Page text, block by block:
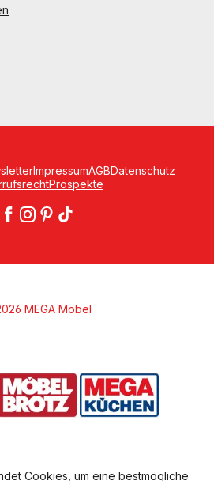
ImpressumAGBDatenschutz
Prospekte
MEGA Möbel
Cookies, um eine bestmögliche